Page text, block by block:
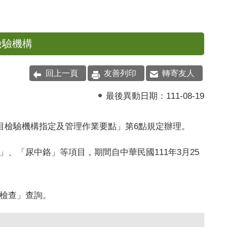
機構
回上一頁 友善列印 轉寄友人
最後異動日期： 111-08-19
驗機構指定及管理作業要點」第6點規定辦理。
、「尿中鉻」等項目，期間自中華民國111年3月25
查」查詢。